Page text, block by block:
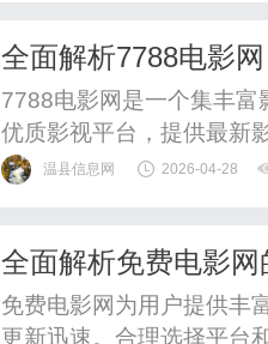
全面解析7788电影
7788电影网是一个集丰
优质影视平台，提供最新
温县信息网 2026-04-28
全面解析免费电影
验
免费电影网为用户提供丰
更新迅速。合理选择平台